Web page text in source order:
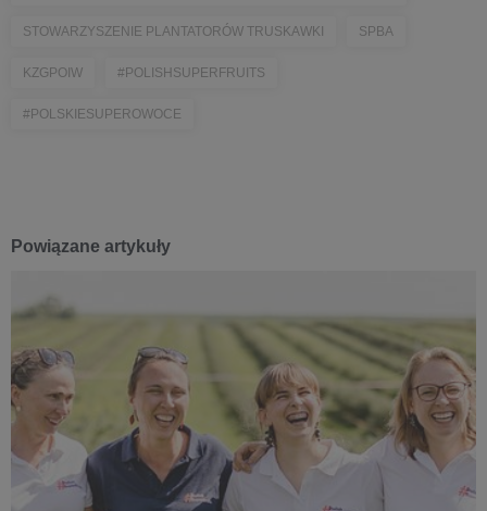
STOWARZYSZENIE PLANTATORÓW TRUSKAWKI SPBA
KZGPOIW #POLISHSUPERFRUITS
#POLSKIESUPEROWOCE
Powiązane artykuły